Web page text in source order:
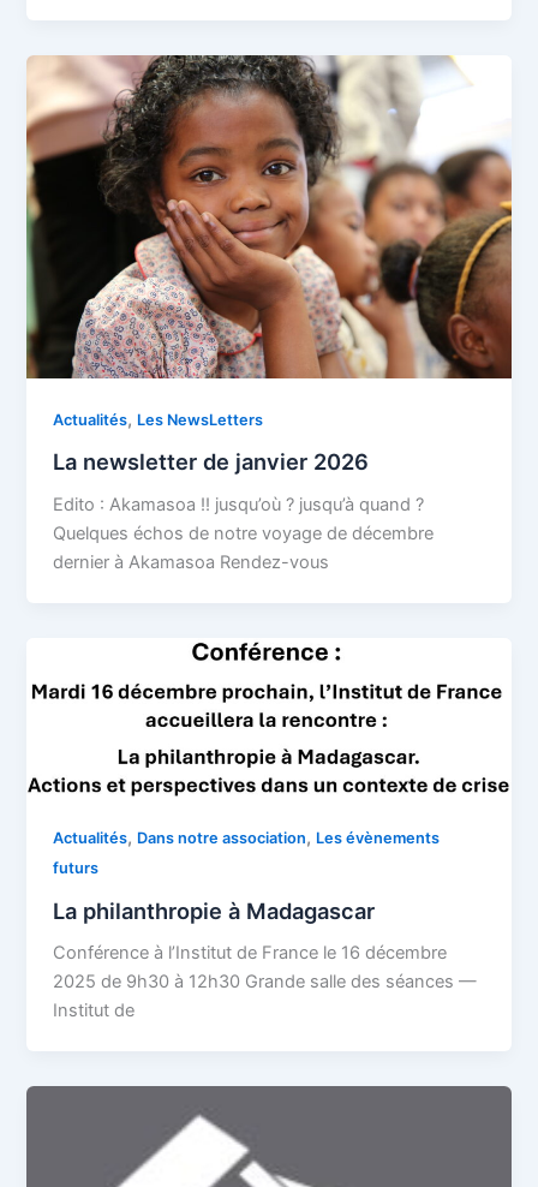
Actualités, Les NewsLetters
La newsletter de janvier 2026
Edito : Akamasoa !! jusqu’où ? jusqu’à quand ?
Quelques échos de notre voyage de décembre
dernier à Akamasoa Rendez-vous
Actualités, Dans notre association, Les évènements
futurs
La philanthropie à Madagascar
Conférence à l’Institut de France le 16 décembre
2025 de 9h30 à 12h30 Grande salle des séances —
Institut de